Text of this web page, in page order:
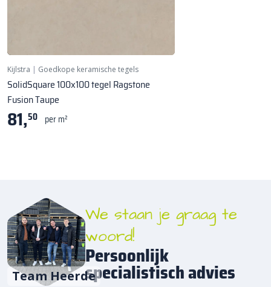
Kijlstra | Goedkope keramische tegels
SolidSquare 100x100 tegel Ragstone
Fusion Taupe
81,50 per m²
Team Heerde
We staan je graag te
woord!
Persoonlijk
specialistisch advies